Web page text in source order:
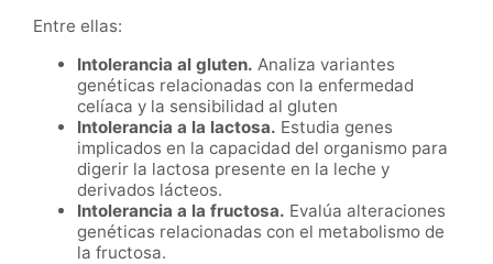
Entre ellas:
Intolerancia al gluten. Analiza variantes
genéticas relacionadas con la enfermedad
celíaca y la sensibilidad al gluten
Intolerancia a la lactosa. Estudia genes
implicados en la capacidad del organismo para
digerir la lactosa presente en la leche y
derivados lácteos.
Intolerancia a la fructosa. Evalúa alteraciones
genéticas relacionadas con el metabolismo de
la fructosa.